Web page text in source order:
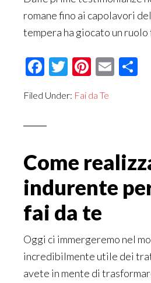
romane fino ai capolavori
tempera ha giocato un
Facebook
TwitterEmail
Filed Under: Fai da Te
Come
indurente
fai da te
Oggi ci immergeremo nel
incredibilmente utile dei
avete in mente di